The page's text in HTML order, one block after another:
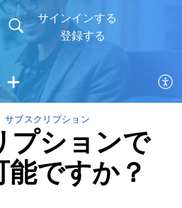
サインインする
登録する
サブスクリプション
プションで
能ですか？